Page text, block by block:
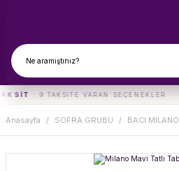
· 9 TAKSITE VARAN SEÇENEKLER
Anasayfa SOFRA GRUBU BACI MILANO